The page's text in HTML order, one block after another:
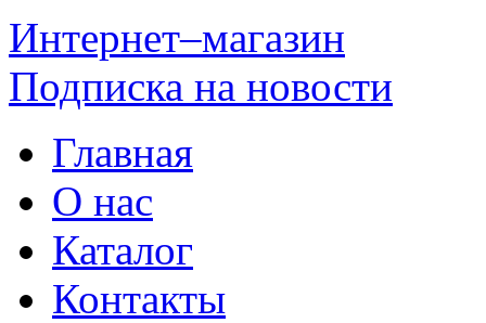
Интернет–магазин
Подписка на новости
Главная
О нас
Каталог
Контакты